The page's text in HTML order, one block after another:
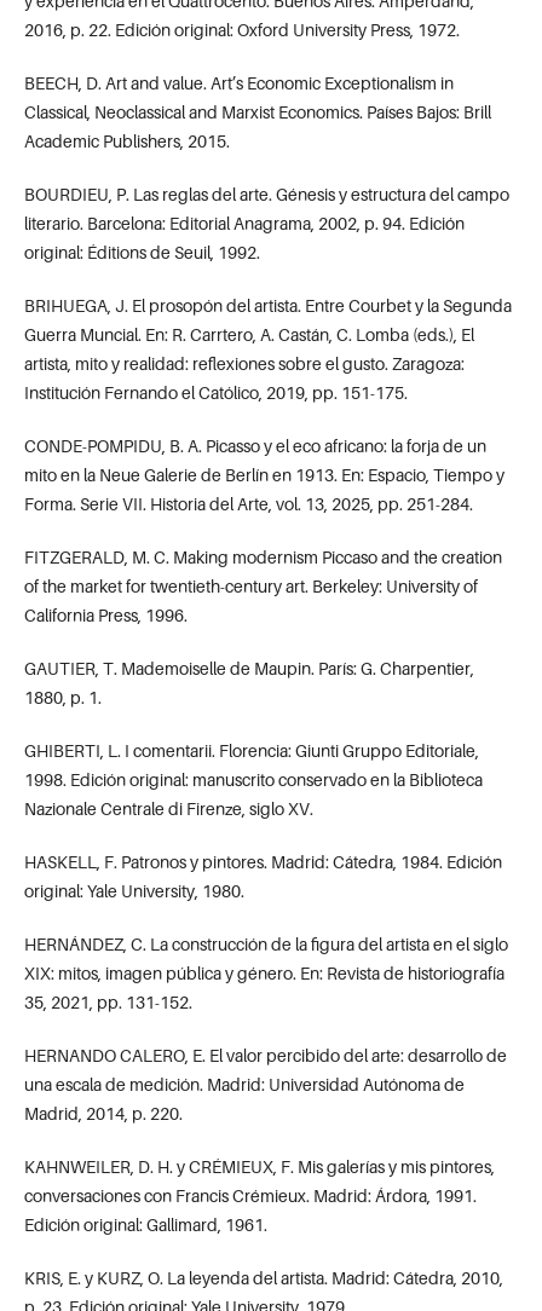
2016, p. 22. Edición original: Oxford University Press, 1972.
BEECH, D. Art and value. Art’s Economic Exceptionalism in
Classical, Neoclassical and Marxist Economics. Países Bajos: Brill
Academic Publishers, 2015.
BOURDIEU, P. Las reglas del arte. Génesis y estructura del campo
literario. Barcelona: Editorial Anagrama, 2002, p. 94. Edición
original: Éditions de Seuil, 1992.
BRIHUEGA, J. El prosopón del artista. Entre Courbet y la Segunda
Guerra Muncial. En: R. Carrtero, A. Castán, C. Lomba (eds.), El
artista, mito y realidad: reflexiones sobre el gusto. Zaragoza:
Institución Fernando el Católico, 2019, pp. 151-175.
CONDE-POMPIDU, B. A. Picasso y el eco africano: la forja de un
mito en la Neue Galerie de Berlín en 1913. En: Espacio, Tiempo y
Forma. Serie VII. Historia del Arte, vol. 13, 2025, pp. 251-284.
FITZGERALD, M. C. Making modernism Piccaso and the creation
of the market for twentieth-century art. Berkeley: University of
California Press, 1996.
GAUTIER, T. Mademoiselle de Maupin. París: G. Charpentier,
1880, p. 1.
GHIBERTI, L. I comentarii. Florencia: Giunti Gruppo Editoriale,
1998. Edición original: manuscrito conservado en la Biblioteca
Nazionale Centrale di Firenze, siglo XV.
HASKELL, F. Patronos y pintores. Madrid: Cátedra, 1984. Edición
original: Yale University, 1980.
HERNÁNDEZ, C. La construcción de la figura del artista en el siglo
XIX: mitos, imagen pública y género. En: Revista de historiografía
35, 2021, pp. 131-152.
HERNANDO CALERO, E. El valor percibido del arte: desarrollo de
una escala de medición. Madrid: Universidad Autónoma de
Madrid, 2014, p. 220.
KAHNWEILER, D. H. y CRÉMIEUX, F. Mis galerías y mis pintores,
conversaciones con Francis Crémieux. Madrid: Árdora, 1991.
Edición original: Gallimard, 1961.
KRIS, E. y KURZ, O. La leyenda del artista. Madrid: Cátedra, 2010,
p. 23. Edición original: Yale University, 1979.